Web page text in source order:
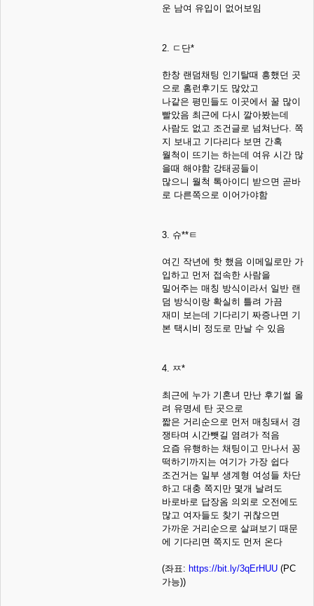
운 남여 유입이 없어보임
2. ㄷ단*
한창 랜덤채팅 인기탈때 흥했던 곳
으로 홈런후기도 많았고
나같은 평민들도 이곳에서 꿀 많이
빨았음 최근에 다시 깔아봤는데
사람도 없고 조건글로 넘쳐난다. 쪽
지 보내고 기다리다 보면 간혹
월척이 뜨기는 하는데 여유 시간 많
을때 해야함 강태공들이
많으니 월척 톡아이디 받으면 곧바
로 다른쪽으로 이어가야함
3. 슈**ㅌ
여긴 작년에 핫 했음 이메일로만 가
입하고 먼저 접속한 사람을
밀어주는 매칭 방식이라서 일반 랜
덤 방식이랑 확실히 틀려 가끔
재미 보는데 기다리기 짜증나면 기
본 택시비 정도로 만날 수 있음
4. ㅉ*
최근에 누가 기혼녀 만난 후기썰 올
려 유명세 탄 곳으로
짧은 거리순으로 먼저 매칭돼서 경
쟁타며 시간뺏길 염려가 적음
요즘 유행하는 채팅이고 만나서 꽁
떡하기까지는 여기가 가장 쉽다
조건거는 일부 생계형 여성들 차단
하고 대충 쪽지만 몇개 날려도
바로바로 답장옴 의외로 오전에도
많고 여자들도 찾기 귀찮으면
가까운 거리순으로 살펴보기 때문
에 기다리면 쪽지도 먼저 온다
(좌표: https://bit.ly/3qErHUU (PC
가능))